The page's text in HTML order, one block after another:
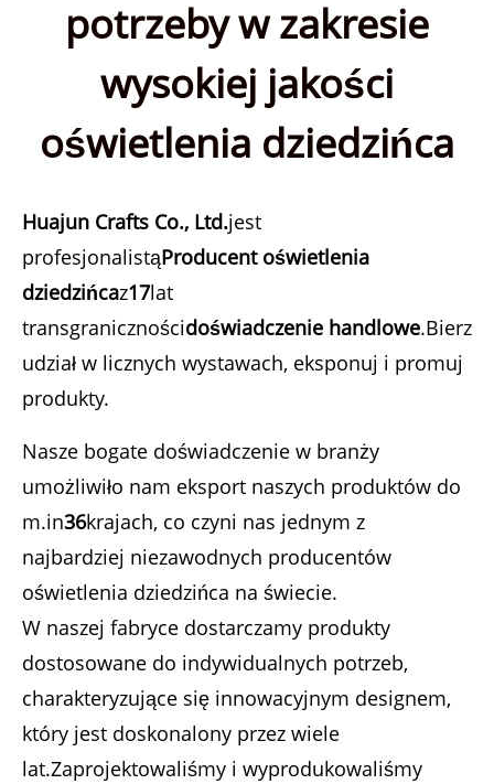
potrzeby w zakresie
wysokiej jakości
oświetlenia dziedzińca
Huajun Crafts Co., Ltd.jest
profesjonalistąProducent oświetlenia
dziedzińcaz17lat
transgranicznościdoświadczenie handlowe.Bierz
udział w licznych wystawach, eksponuj i promuj
produkty.
Nasze bogate doświadczenie w branży
umożliwiło nam eksport naszych produktów do
m.in36krajach, co czyni nas jednym z
najbardziej niezawodnych producentów
oświetlenia dziedzińca na świecie.
W naszej fabryce dostarczamy produkty
dostosowane do indywidualnych potrzeb,
charakteryzujące się innowacyjnym designem,
który jest doskonalony przez wiele
lat.Zaprojektowaliśmy i wyprodukowaliśmy